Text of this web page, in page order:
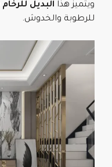
ويتميز هذا البديل للرخام
للرطوبة والخدوش.